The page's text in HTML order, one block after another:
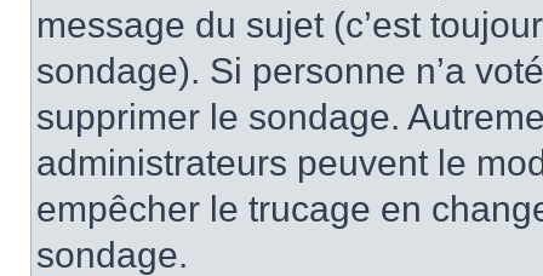
message du sujet (c’est
sondage). Si personne n’a
supprimer le sondage.
administrateurs peuvent le
empêcher le trucage en
sondage.